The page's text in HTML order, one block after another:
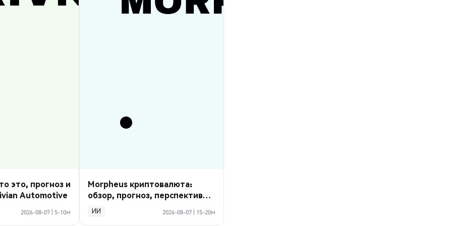
это, прогноз и
Automotive
2026-08-07 5-10м
Morpheus криптовалюта:
обзор, прогноз, перспективы
2026
ИИ 2026-08-07 15-20м